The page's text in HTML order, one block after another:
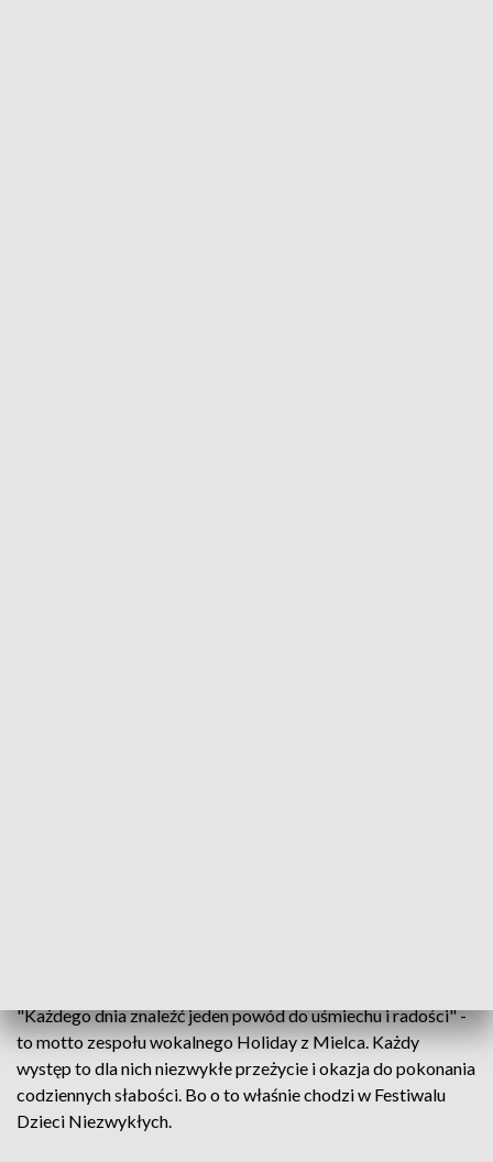
"Każdego dnia znaleźć jeden powód do uśmiechu i radości" -
to motto zespołu wokalnego Holiday z Mielca. Każdy
występ to dla nich niezwykłe przeżycie i okazja do pokonania
codziennych słabości. Bo o to właśnie chodzi w Festiwalu
Dzieci Niezwykłych.